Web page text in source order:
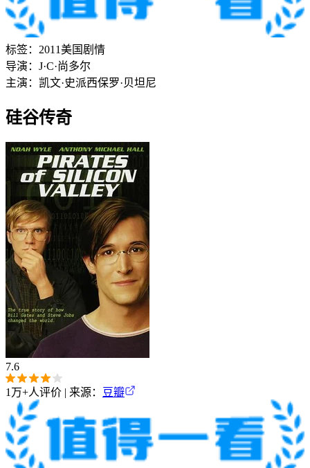
标签： 2011美国 剧情
导演： J·C·尚多尔
主演： 凯文·史派西保罗·贝坦尼
硅谷传奇
7.6
1万+人评价 | 来源： 豆瓣